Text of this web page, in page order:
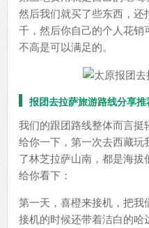
然后我们就买了些东西，还
千，然后你自己的个人花
不高是可以满足的。
报团去拉萨旅游路线分享推
我们的跟团路线整体而言
给你一下，第一次去西藏
了林芝拉萨山南，都是海
给你看下：
第一天，喜橙来接机，把我
接机的时候还带着洁白的